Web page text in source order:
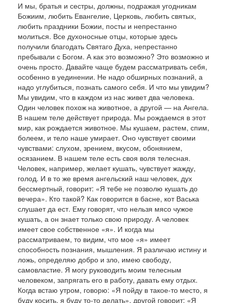
И мы, братья и сестры, должны, подражая угодникам
Божиим, любить Евангелие, Церковь, любить святых,
любить праздники Божии, посты и непрестанно
молиться. Все духоносные отцы, которые здесь
получили благодать Святаго Духа, непрестанно
пребывали с Богом. А как это возможно? Это возможно и
очень просто. Да­вайте чаще будем рассматривать себя,
особен­но в уединении. Не надо обширных познаний, а
на­до углубиться, познать самого себя. И что мы уви­дим?
Мы увидим, что в каждом из нас живет два человека.
Один человек похож на животное, а дру­гой — на Ангела.
В нашем теле действует природа. Мы рождаемся в этот
мир, как рождается животное. Мы кушаем, растем, спим,
болеем, и тело наше умирает. Оно чувствует своими
чув­ствами: слухом, зрением, вкусом, обонянием,
осязанием. В нашем теле есть своя воля телесная.
Человек, например, желает кушать, чувствует жажду,
голод. И в то же время ангельский наш человек, дух
бессмертный, говорит: «Я те­бе не позволю кушать до
вечера». Кто такой? Как говорится в басне, кот Васька
слушает да ест. Ему говорят, что нельзя мясо чужое
кушать, а он зна­ет только свою природу. А человек
имеет свое собственное «я». И когда мы
рассматриваем, то видим, что мое «я» имеет
способность познания, мышления. Я различаю истину и
ложь, определяю добро и зло, имею свободу,
самовластие. Я могу руководить моим телесным
человеком, за­прягать его в работу, давать ему отдых.
Когда встаю утром, говорю: «Я пойду в такое-то место, я
буду косить, я буду то-то делать», другой гово­рит: «Я